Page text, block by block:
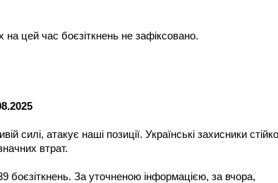
цей час боєзіткнень не зафіксовано.
силі, атакує наші позиції. Українські захисники стійко
втрат.
боєзіткнень. За уточненою інформацією, за вчора,